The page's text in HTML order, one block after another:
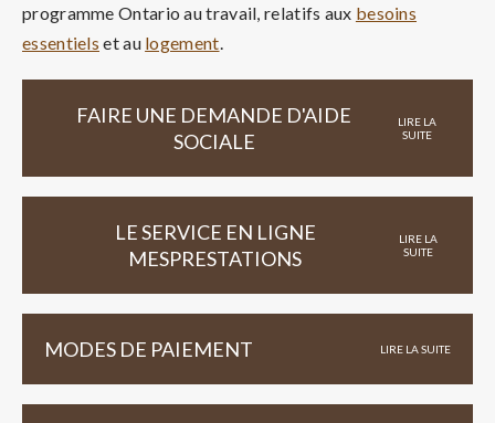
programme Ontario au travail, relatifs aux besoins
essentiels et au logement.
FAIRE UNE DEMANDE D'AIDE
SOCIALE
LIRE LA
SUITE
LE SERVICE EN LIGNE
MESPRESTATIONS
LIRE LA
SUITE
MODES DE PAIEMENT LIRE LA SUITE